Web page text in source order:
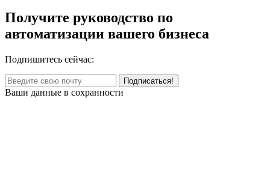
Получите руководство по
автоматизации вашего бизнеса
Подпишитесь сейчас:
Ваши данные в сохранности